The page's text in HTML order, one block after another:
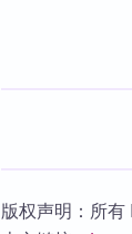
版权声明：所有